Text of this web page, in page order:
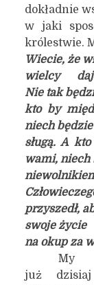
dokładnie
w jaki
królestwie.
Wiecie, że
wielcy
Nie tak
kto by
niech
sługą. A
wami, niech
przyszedł,
swoje życie
na okup za
My
już